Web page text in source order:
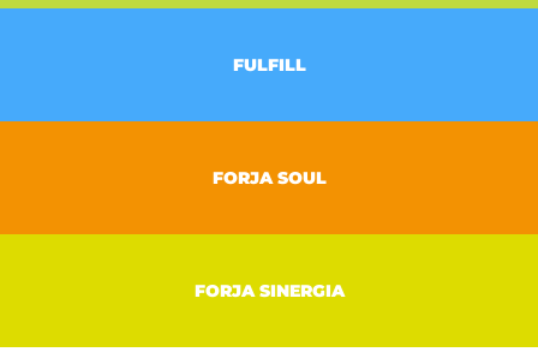
FULFILL
FORJA SOUL
FORJA SINERGIA